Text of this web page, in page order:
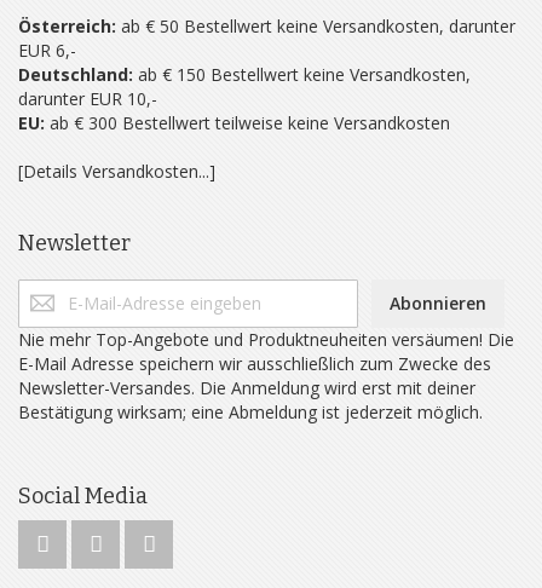
Österreich: ab € 50 Bestellwert keine Versandkosten, darunter
EUR 6,-
Deutschland: ab € 150 Bestellwert keine Versandkosten,
darunter EUR 10,-
EU: ab € 300 Bestellwert teilweise keine Versandkosten
[Details Versandkosten...]
Newsletter
Abonnieren
Nie mehr Top-Angebote und Produktneuheiten versäumen! Die
E-Mail Adresse speichern wir ausschließlich zum Zwecke des
Newsletter-Versandes. Die Anmeldung wird erst mit deiner
Bestätigung wirksam; eine Abmeldung ist jederzeit möglich.
Social Media